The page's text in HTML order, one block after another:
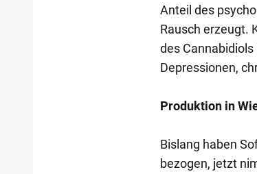
Anteil des
Rausch erzeugt.
des
Depressionen,
Produktion in
Bislang haben
bezogen, jetzt